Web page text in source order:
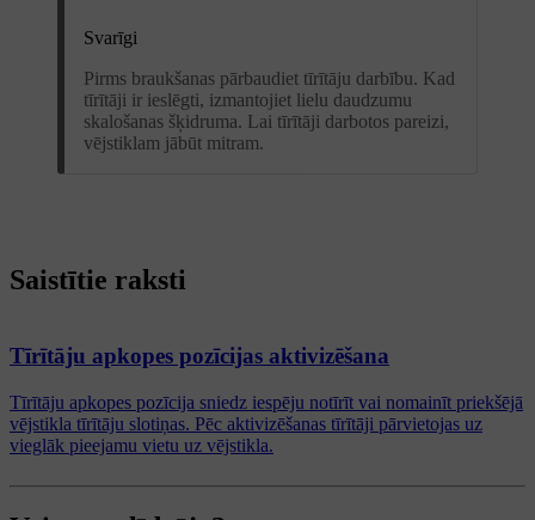
Svarīgi
Pirms braukšanas pārbaudiet tīrītāju darbību. Kad
tīrītāji ir ieslēgti, izmantojiet lielu daudzumu
skalošanas šķidruma. Lai tīrītāji darbotos pareizi,
vējstiklam jābūt mitram.
Saistītie raksti
Tīrītāju apkopes pozīcijas aktivizēšana
Tīrītāju apkopes pozīcija sniedz iespēju notīrīt vai nomainīt priekšējā
vējstikla tīrītāju slotiņas. Pēc aktivizēšanas tīrītāji pārvietojas uz
vieglāk pieejamu vietu uz vējstikla.